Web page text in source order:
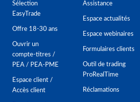
Sélection
EasyTrade
Offre 18-30 ans
Ouvrir un
compte-titres /
PEA / PEA-PME
Espace client /
Accès client
Assistance
Espace actualités
Espace webinaires
Formulaires clients
Outil de trading
ProRealTime
Réclamations